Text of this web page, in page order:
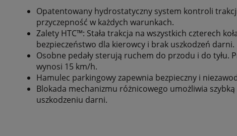
Opatentowany hydrostatyczny system kontroli
przyczepność w każdych warunkach.
Zalety HTC™: Stała trakcja na wszystkich czterech
bezpieczeństwo dla kierowcy i brak uszkodzeń darni.
Osobne pedały sterują ruchem do przodu i do tyłu.
wynosi 15 km/h.
Hamulec parkingowy zapewnia bezpieczny i
Blokada mechanizmu różnicowego umożliwia
uszkodzeniu darni.